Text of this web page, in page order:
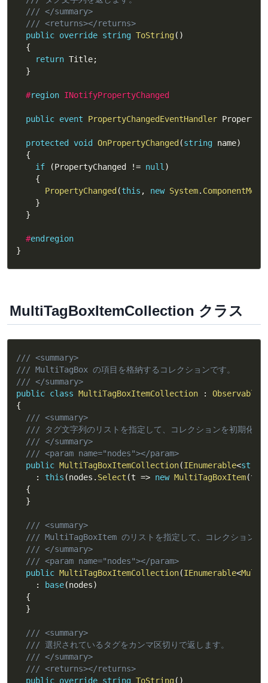
/// </summary>
/// <returns></returns>
public override string ToString( )
{
return Title;
}
#region INotifyPropertyChanged
public event PropertyChangedEventHandler
protected void OnPropertyChanged (string name)
{
if
(PropertyChanged != null )
{
PropertyChanged (this , new System.
}
}
#endregion
}
MultiTagBoxItemCollection クラス
/// <summary>
/// MultiTagBox の項目を格納するコレクションです。
/// </summary>
public class MultiTagBoxItemCollection :
{
/// <summary>
/// タグ文字列のリストを指定して、コレクションを初期化し
/// </summary>
/// <param name="nodes"></param>
public MultiTagBoxItemCollection(IEnumerable<
:
this (nodes . Select (t => new MultiTagBoxItem(t
{
}
/// <summary>
/// MultiTagBoxItem のリストを指定して、コレクションを
/// </summary>
/// <param name="nodes"></param>
public MultiTagBoxItemCollection(IEnumerable<
:
base(nodes)
{
}
/// <summary>
/// 選択されているタグをカンマ区切りで返します。
/// </summary>
/// <returns></returns>
public override string ToString( )